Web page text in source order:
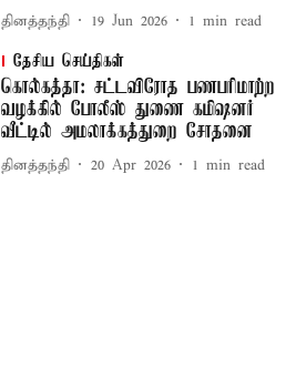
தினத்தந்தி 19 Jun 2026 1 min read
தேசிய செய்திகள்
கொல்கத்தா: சட்டவிரோத பணபரிமாற்ற
வழக்கில் போலீஸ் துணை கமிஷனர்
வீட்டில் அமலாக்கத்துறை சோதனை
தினத்தந்தி 20 Apr 2026 1 min read